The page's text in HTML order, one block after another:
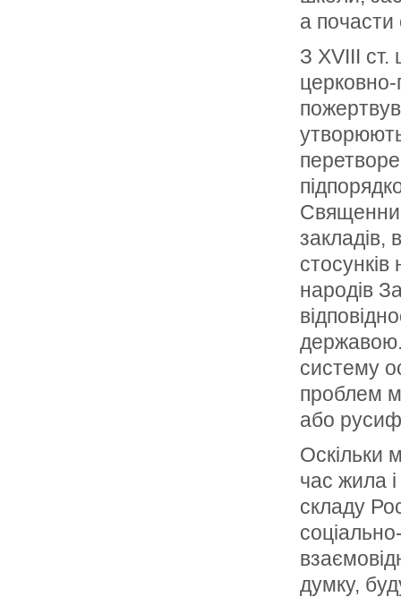
а почасти
З XVIII ст.
закладів,
стосунків
народів
державою.
систему
проблем
або
Оскільки
час жила
складу
думку,